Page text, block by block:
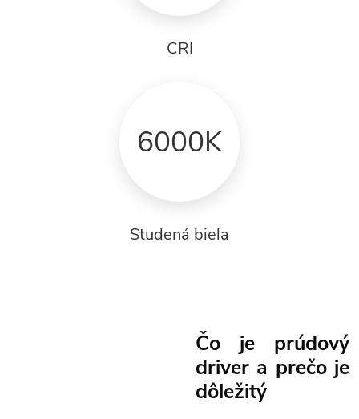
CRI
6000K
Studená biela
Čo je prúdový
driver a prečo je
dôležitý